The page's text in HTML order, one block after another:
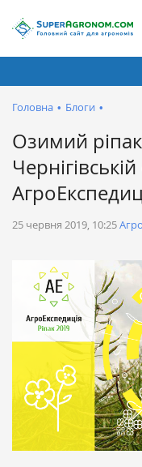
Головна • Блоги •
Озимий ріпак
25 червня 2019, 10:25